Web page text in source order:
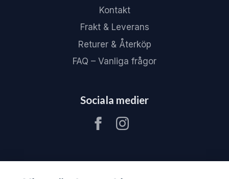
Kontakt
Frakt & Leverans
Returer & Återköp
FAQ – Vanliga frågor
Sociala medier